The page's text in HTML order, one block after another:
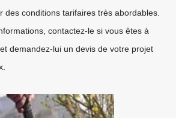
des conditions tarifaires très abordables.
contactez-le si vous êtes à
demandez-lui un devis de votre projet